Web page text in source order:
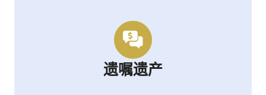
遗嘱遗产